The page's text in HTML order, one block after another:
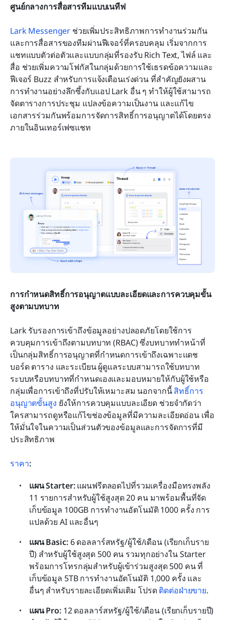
ศูนย์กลางการสื่อสารทีมแบบเนทีฟ
Lark Messenger ช่วยเพิ่มประสิทธิภาพการทำงานร่วมกัน
และการสื่อสารของทีมผ่านฟีเจอร์ที่ครอบคลุม เริ่มจากการ
แชทแบบตัวต่อตัวและแบบกลุ่มที่รองรับ Rich Text, ไฟล์ และ
สื่อ ช่วยเพิ่มความโฟกัสในกลุ่มด้วยการใช้เธรดข้อความและ
ฟีเจอร์ Buzz สำหรับการแจ้งเตือนเร่งด่วน ที่สำคัญยังผสาน
การทำงานอย่างลึกซึ้งกับแอป Lark อื่น ๆ ทำให้ผู้ใช้สามารถ
จัดตารางการประชุม แปลงข้อความเป็นงาน และแก้ไข
เอกสารร่วมกันพร้อมการจัดการสิทธิ์การอนุญาตได้โดยตรง
ภายในอินเทอร์เฟซแชท
การกำหนดสิทธิ์การอนุญาตแบบละเอียดและการควบคุมขั้น
สูงตามบทบาท
Lark รับรองการเข้าถึงข้อมูลอย่างปลอดภัยโดยใช้การ
ควบคุมการเข้าถึงตามบทบาท (RBAC) ซึ่งบทบาททำหน้าที่
เป็นกลุ่มสิทธิ์การอนุญาตที่กำหนดการเข้าถึงเฉพาะแดช
บอร์ด ตาราง และระเบียน ผู้ดูแลระบบสามารถใช้บทบาท
ระบบหรือบทบาทที่กำหนดเองและมอบหมายให้กับผู้ใช้หรือ
กลุ่มเพื่อการเข้าถึงที่ปรับให้เหมาะสม นอกจากนี้ สิทธิ์การ
อนุญาตขั้นสูง ยังให้การควบคุมแบบละเอียด ช่วยจำกัดว่า
ใครสามารถดูหรือแก้ไขช่องข้อมูลที่มีความละเอียดอ่อน เพื่อ
ให้มั่นใจในความเป็นส่วนตัวของข้อมูลและการจัดการที่มี
ประสิทธิภาพ
ราคา:
แผน Starter: แผนฟรีตลอดไปที่รวมเครื่องมือทรงพลัง
11 รายการสำหรับผู้ใช้สูงสุด 20 คน มาพร้อมพื้นที่จัด
เก็บข้อมูล 100GB การทำงานอัตโนมัติ 1000 ครั้ง การ
แปลด้วย AI และอื่นๆ
แผน Basic: 6 ดอลลาร์สหรัฐ/ผู้ใช้/เดือน (เรียกเก็บราย
ปี) สำหรับผู้ใช้สูงสุด 500 คน รวมทุกอย่างใน Starter
พร้อมการโทรกลุ่มสำหรับผู้เข้าร่วมสูงสุด 500 คน ที่
เก็บข้อมูล 5TB การทำงานอัตโนมัติ 1,000 ครั้ง และ
อื่นๆ สำหรับรายละเอียดเพิ่มเติม โปรด ติดต่อฝ่ายขาย.
แผน Pro: 12 ดอลลาร์สหรัฐ/ผู้ใช้/เดือน (เรียกเก็บรายปี)